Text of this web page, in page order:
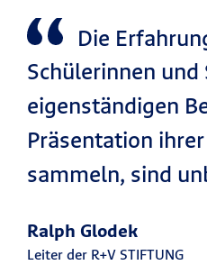
Die
Schülerinnen und
eigenständigen
Präsentation
sammeln, sind
Ralph Glodek
Leiter der R+V STIFTUNG